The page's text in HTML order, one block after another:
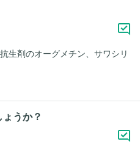
生剤のオーグメチン、サワシリ
うか？